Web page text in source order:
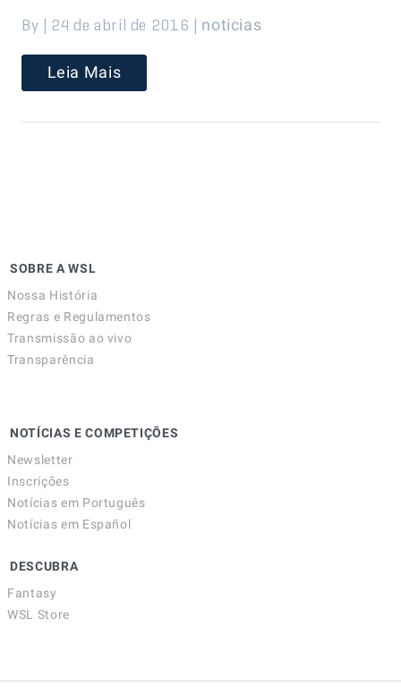
By | 24 de abril de 2016 | noticias
Leia Mais
SOBRE A WSL
Nossa História
Regras e Regulamentos
Transmissão ao vivo
Transparência
NOTÍCIAS E COMPETIÇÕES
Newsletter
Inscrições
Notícias em Português
Notícias em Español
DESCUBRA
Fantasy
WSL Store